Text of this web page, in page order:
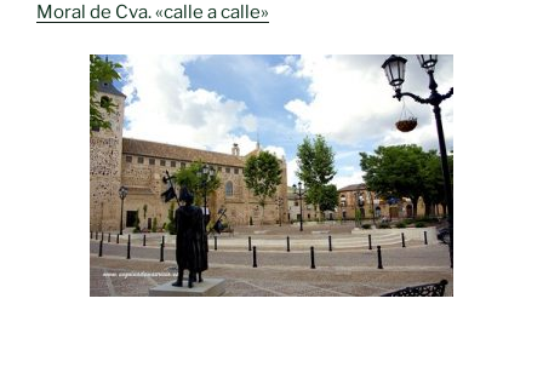
Moral de Cva. «calle a calle»